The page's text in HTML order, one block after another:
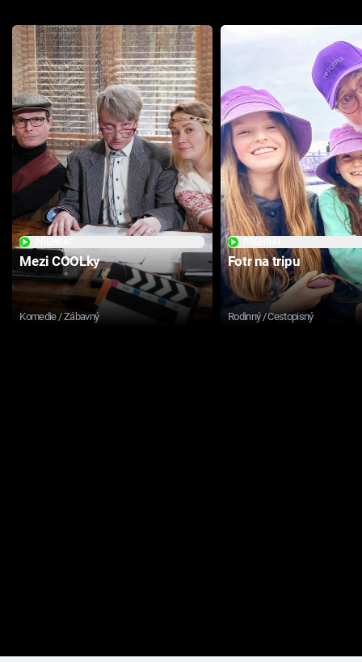
Mezi COOLky
Komedie / Zábavný
Fotr na tripu
Rodinný / Cestopisný